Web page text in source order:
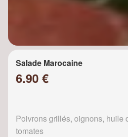
Salade Marocaine
6.90 €
Poivrons grillés, oignons, huile
tomates